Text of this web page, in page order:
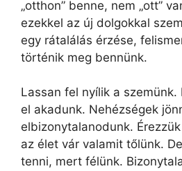
„otthon” benne, nem „ott”
ezekkel az új dolgokkal
egy rátalálás érzése,
történik meg bennünk.
Lassan fel nyílik a szemünk.
el akadunk. Nehézségek
elbizonytalanodunk.
az élet vár valamit tőlünk.
tenni, mert félünk.